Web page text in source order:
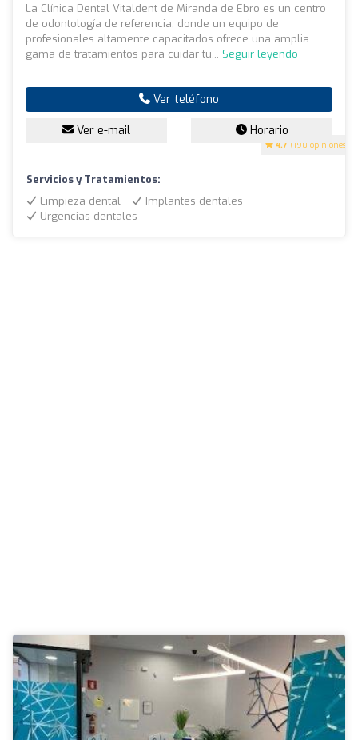
4.7 (190 opiniones)
La Clínica Dental Vitaldent de Miranda de Ebro es un centro
de odontología de referencia, donde un equipo de
profesionales altamente capacitados ofrece una amplia
gama de tratamientos para cuidar tu... Seguir leyendo
Ver teléfono
Ver e-mail Horario
Servicios y Tratamientos:
Limpieza dental
Implantes dentales
Urgencias dentales